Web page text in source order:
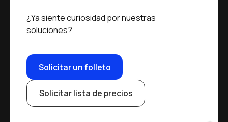
¿Ya siente curiosidad por nuestras
soluciones?
Solicitar un folleto
Solicitar lista de precios